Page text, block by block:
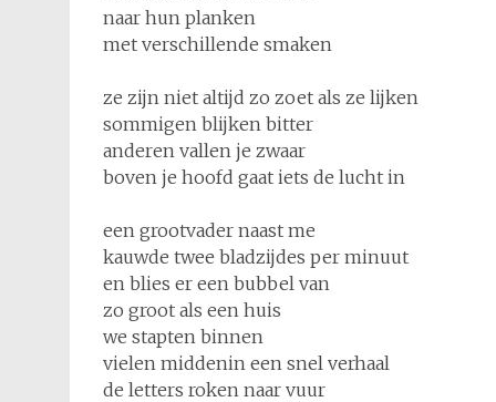
naar hun planken
met verschillende smaken
ze zijn niet altijd zo zoet als ze lijken
sommigen blijken bitter
anderen vallen je zwaar
boven je hoofd gaat iets de lucht in
een grootvader naast me
kauwde twee bladzijdes per minuut
en blies er een bubbel van
zo groot als een huis
we stapten binnen
vielen middenin een snel verhaal
de letters roken naar vuur